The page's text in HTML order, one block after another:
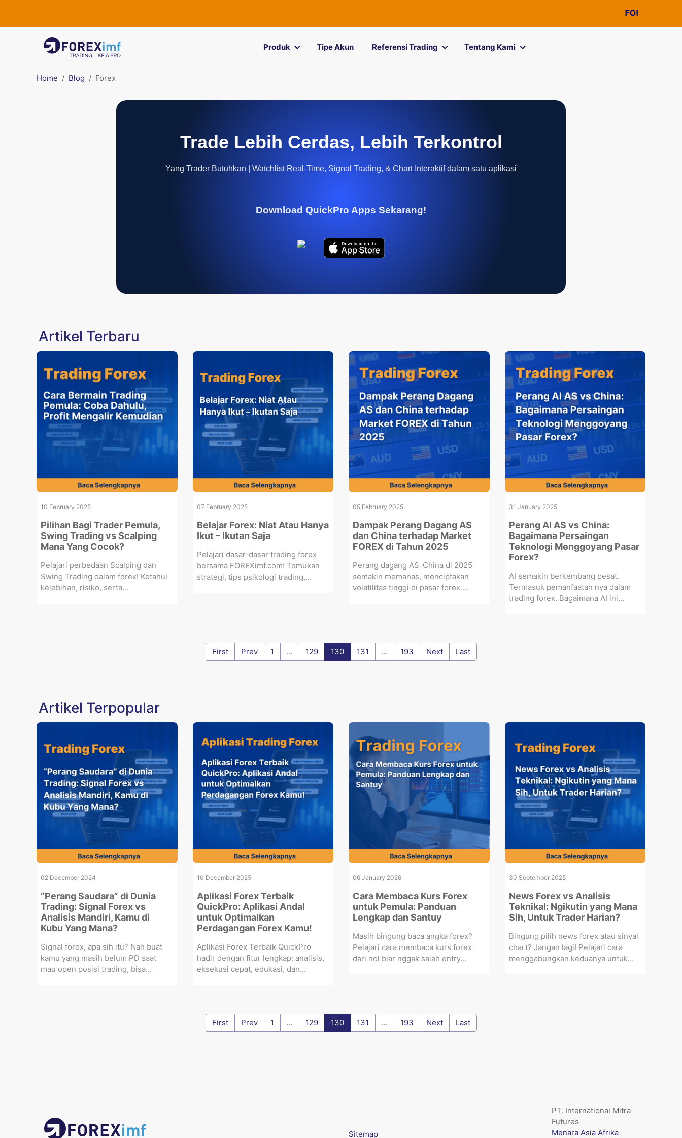
FOREXimfkini
Produk Tipe Akun Referensi Trading Tentang Kami
Home Blog Forex
Trade Lebih Cerdas, Lebih Terkontrol
Yang Trader Butuhkan | Watchlist Real-Time, Signal Trading, & Chart Interaktif dalam satu aplikasi
Download QuickPro Apps Sekarang!
Artikel Terbaru
10 February 2025
Pilihan Bagi Trader Pemula,
Swing Trading vs Scalping
Mana Yang Cocok?
Pelajari perbedaan Scalping dan
Swing Trading dalam forex! Ketahui
kelebihan, risiko, serta...
07 February 2025
Belajar Forex: Niat Atau Hanya
Ikut – Ikutan Saja
Pelajari dasar-dasar trading forex
bersama FOREXimf.com! Temukan
strategi, tips psikologi trading,...
05 February 2025
Dampak Perang Dagang AS
dan China terhadap Market
FOREX di Tahun 2025
Perang dagang AS-China di 2025
semakin memanas, menciptakan
volatilitas tinggi di pasar forex....
31 January 2025
Perang AI AS vs China:
Bagaimana Persaingan
Teknologi Menggoyang Pasar
Forex?
AI semakin berkembang pesat.
Termasuk pemanfaatan nya dalam
trading forex. Bagaimana AI ini...
First Prev 1 ... 129 130 131 ... 193 Next Last
Artikel Terpopular
02 December 2024
“Perang Saudara” di Dunia
Trading: Signal Forex vs
Analisis Mandiri, Kamu di
Kubu Yang Mana?
Signal forex, apa sih itu? Nah buat
kamu yang masih belum PD saat
mau open posisi trading, bisa...
10 December 2025
Aplikasi Forex Terbaik
QuickPro: Aplikasi Andal
untuk Optimalkan
Perdagangan Forex Kamu!
Aplikasi Forex Terbaik QuickPro
hadir dengan fitur lengkap: analisis,
eksekusi cepat, edukasi, dan...
06 January 2026
Cara Membaca Kurs Forex
untuk Pemula: Panduan
Lengkap dan Santuy
Masih bingung baca angka forex?
Pelajari cara membaca kurs forex
dari nol biar nggak salah entry...
30 September 2025
News Forex vs Analisis
Teknikal: Ngikutin yang Mana
Sih, Untuk Trader Harian?
Bingung pilih news forex atau sinyal
chart? Jangan lagi! Pelajari cara
menggabungkan keduanya untuk...
First Prev 1 ... 129 130 131 ... 193 Next Last
Sitemap
PT. International Mitra
Futures
Menara Asia Afrika